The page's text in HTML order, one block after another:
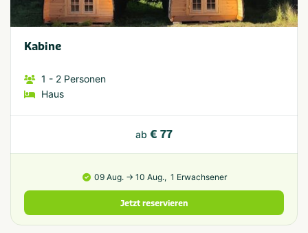
Kabine
1 - 2 Personen
Haus
ab € 77
09 Aug. → 10 Aug., 1 Erwachsener
Jetzt reservieren